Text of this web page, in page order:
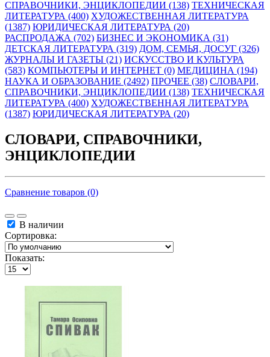
СПРАВОЧНИКИ, ЭНЦИКЛОПЕДИИ (138) ТЕХНИЧЕСКАЯ
ЛИТЕРАТУРА (400) ХУДОЖЕСТВЕННАЯ ЛИТЕРАТУРА
(1387) ЮРИДИЧЕСКАЯ ЛИТЕРАТУРА (20)
РАСПРОДАЖА (702) БИЗНЕС И ЭКОНОМИКА (31)
ДЕТСКАЯ ЛИТЕРАТУРА (319) ДОМ, СЕМЬЯ, ДОСУГ (326)
ЖУРНАЛЫ И ГАЗЕТЫ (21) ИСКУССТВО И КУЛЬТУРА
(583) КОМПЬЮТЕРЫ И ИНТЕРНЕТ (0) МЕДИЦИНА (194)
НАУКА И ОБРАЗОВАНИЕ (2492) ПРОЧЕЕ (38) СЛОВАРИ,
СПРАВОЧНИКИ, ЭНЦИКЛОПЕДИИ (138) ТЕХНИЧЕСКАЯ
ЛИТЕРАТУРА (400) ХУДОЖЕСТВЕННАЯ ЛИТЕРАТУРА
(1387) ЮРИДИЧЕСКАЯ ЛИТЕРАТУРА (20)
СЛОВАРИ, СПРАВОЧНИКИ,
ЭНЦИКЛОПЕДИИ
Сравнение товаров (0)
В наличии
Сортировка:
Показать: